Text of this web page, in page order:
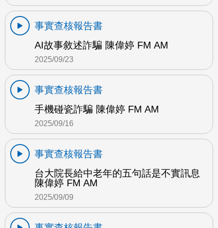
事實查核報告書
AI故事敘述詐騙 陳偉婷 FM AM
2025/09/23
事實查核報告書
手機碰瓷詐騙 陳偉婷 FM AM
2025/09/16
事實查核報告書
台大院長給中老年的五句話是不實訊息
陳偉婷 FM AM
2025/09/09